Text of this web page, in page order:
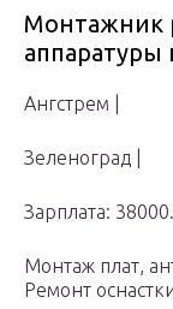
Монтажник
Ангстрем |
Зеленоград |
Зарплата:
Монтаж плат,
Ремонт